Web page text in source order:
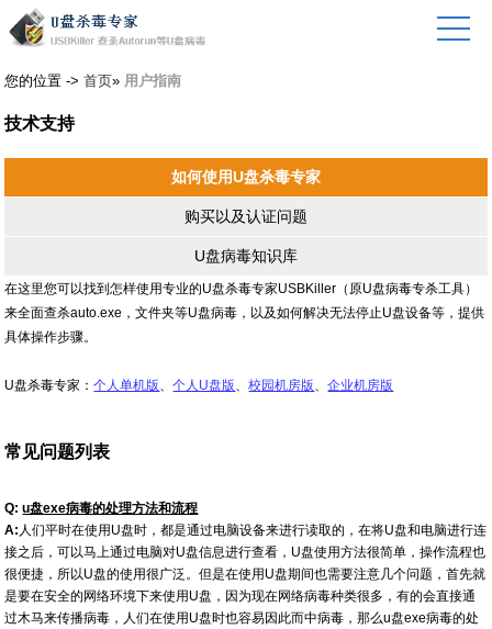
您的位置 ->首页» 用户指南
技术支持
如何使用U盘杀毒专家
购买以及认证问题
U盘病毒知识库
在这里您可以找到怎样使用专业的U盘杀毒专家USBKiller（原U盘病毒专杀工具）
来全面查杀auto.exe，文件夹等U盘病毒，以及如何解决无法停止U盘设备等，提供
具体操作步骤。
U盘杀毒专家：个人单机版、个人U盘版、校园机房版、企业机房版
常见问题列表
Q: u盘exe病毒的处理方法和流程
A: 人们平时在使用U盘时，都是通过电脑设备来进行读取的，在将U盘和电脑进行连
接之后，可以马上通过电脑对U盘信息进行查看，U盘使用方法很简单，操作流程也
很便捷，所以U盘的使用很广泛。但是在使用U盘期间也需要注意几个问题，首先就
是要在安全的网络环境下来使用U盘，因为现在网络病毒种类很多，有的会直接通
过木马来传播病毒，人们在使用U盘时也容易因此而中病毒，那么u盘exe病毒的处